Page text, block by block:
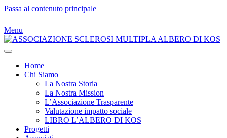
Passa al contenuto principale
Menu
Home
Chi Siamo
La Nostra Storia
La Nostra Mission
L’Associazione Trasparente
Valutazione impatto sociale
LIBRO L’ALBERO DI KOS
Progetti